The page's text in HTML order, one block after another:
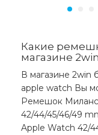
Какие
магазине
В магазине 2win
apple watch Вы
Ремешок
42/44/45/46/49
Apple Watch 42/